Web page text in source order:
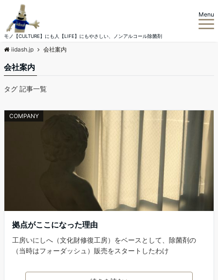
モノ【CULTURE】にも人【LIFE】にもやさしい、ノンアルコール除菌剤
Menu
iidash.jp 会社案内
会社案内
タグ 記事一覧
COMPANY
拠点がここになった理由
工房いにしへ（文化財修復工房）をベースとして、除菌剤の
（当時はフォーダッシュ）販売をスタートしたわけ